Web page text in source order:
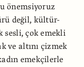
önemsiyoruz
değil, kültür-
sesli, çok emekli
ve altını çizmek
emekçilerle